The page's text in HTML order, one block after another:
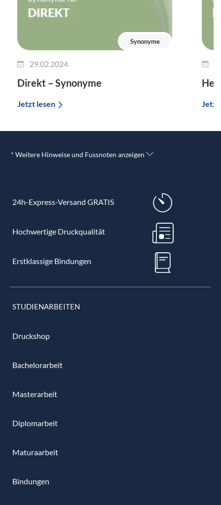
Synonyme
29.02.2024
Direkt – Synonyme
Jetzt lesen Jetzt
* Weitere Hinweise und Fussnoten anzeigen
24h-Express-Versand GRATIS
Hochwertige Druckqualität
Erstklassige Bindungen
STUDIENARBEITEN
Druckshop
Bachelorarbeit
Masterarbeit
Diplomarbeit
Maturaarbeit
Bindungen